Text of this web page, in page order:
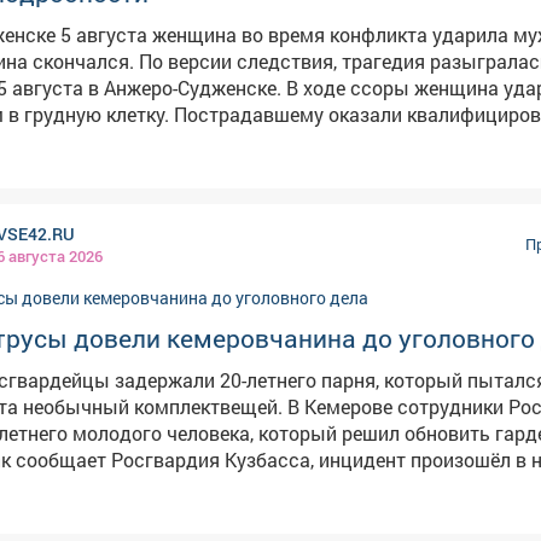
5 августа женщина во время конфликта ударила
трагедия разыгралась в
августа в Анжеро-Судженске. В ходе ссоры женщина
в грудную клетку. Пострадавшему оказали
однако спасти его не удалось – от полученных
показаний на месте. Назначен комплекс судебных
статье об убийстве. Как сообщил источник VSE42.Ru,
1978 года рождения. Семья обычная, произошла
пришелся прямо в сердце и оказался смертельным.
в шоковом состоянии.
августа 2026
довели кемеровчанина до
задержали 20-летнего парня, который
комплектвещей. В Кемерове сотрудники Росгвардии
молодого человека, который решил обновить
сообщает Росгвардия Кузбасса, инцидент произошёл в
на Ленинградском проспекте. Парень сложил в
несколько пар носков, нижнее бельё, два напитка и